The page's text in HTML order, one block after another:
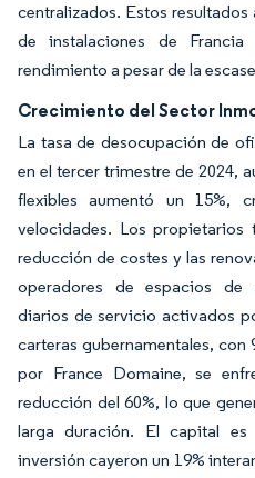
centralizados. Estos
de instalaciones de
rendimiento a pesar de la
Crecimiento del Sector
La tasa de desocupación de
en el tercer trimestre de 2024,
flexibles aumentó un 15%,
velocidades. Los propietarios
reducción de costes y las
operadores de espacios de
diarios de servicio activados
carteras gubernamentales, con
por France Domaine, se
reducción del 60%, lo que
larga duración. El capital es
inversión cayeron un 19%